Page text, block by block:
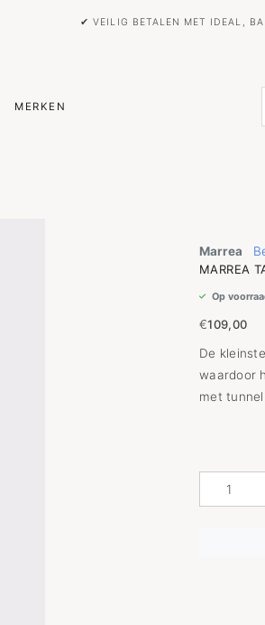
✔ VEILIG BETALEN MET IDEAL,
MERKEN
Marrea
MARREA
Op
€109,00
De
waardoor
met